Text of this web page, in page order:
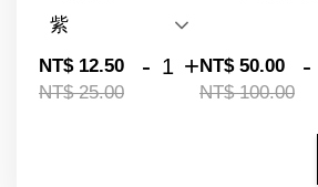
NT$ 12.50
NT$ 25.00
- +NT$ 50.00
NT$ 100.00
-